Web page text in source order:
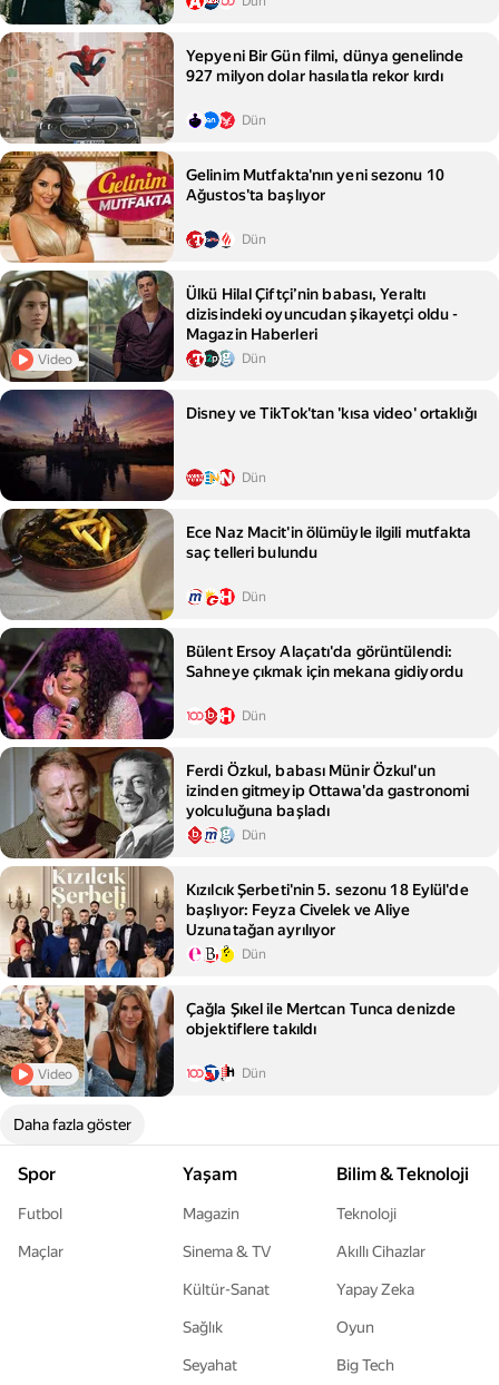
Yepyeni Bir Gün filmi, dünya genelinde
927 milyon dolar hasılatla rekor kırdı
Dün
Gelinim Mutfakta'nın yeni sezonu 10
Ağustos'ta başlıyor
Dün
Video
Ülkü Hilal Çiftçi’nin babası, Yeraltı
dizisindeki oyuncudan şikayetçi oldu -
Magazin Haberleri
Dün
Disney ve TikTok'tan 'kısa video' ortaklığı
Dün
Ece Naz Macit'in ölümüyle ilgili mutfakta
saç telleri bulundu
Dün
Bülent Ersoy Alaçatı'da görüntülendi:
Sahneye çıkmak için mekana gidiyordu
Dün
Ferdi Özkul, babası Münir Özkul'un
izinden gitmeyip Ottawa'da gastronomi
yolculuğuna başladı
Dün
Kızılcık Şerbeti'nin 5. sezonu 18 Eylül'de
başlıyor: Feyza Civelek ve Aliye
Uzunatağan ayrılıyor
Dün
Video
Çağla Şıkel ile Mertcan Tunca denizde
objektiflere takıldı
Dün
Daha fazla göster
Spor
Futbol
Maçlar
Yaşam
Magazin
Sinema & TV
Kültür-Sanat
Sağlık
Seyahat
Bilim & Teknoloji
Teknoloji
Akıllı Cihazlar
Yapay Zeka
Oyun
Big Tech